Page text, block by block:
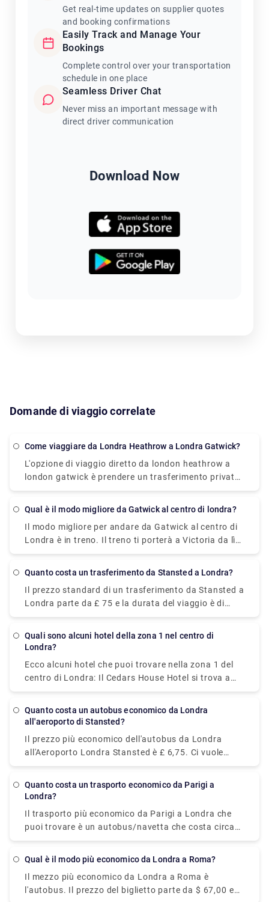
Get real-time updates on supplier quotes
and booking confirmations
Easily Track and Manage Your
Bookings
Complete control over your transportation
schedule in one place
Seamless Driver Chat
Never miss an important message with
direct driver communication
Download Now
Domande di viaggio correlate
Come viaggiare da Londra Heathrow a Londra Gatwick?
L'opzione di viaggio diretto da london heathrow a
london gatwick è prendere un trasferimento privato
o un servizio di trasferimento. Ci vorrà circa 1 ora
servizio di trasferimento privato dal nostro sito
Web, Rydeu e sbloccare il servizio porta a porta a un
prezzo equo.
Qual è il modo migliore da Gatwick al centro di londra?
Il modo migliore per andare da Gatwick al centro di
Londra è in treno. Il treno ti porterà a Victoria da lì
puoi prenotare un taxi privato per raggiungere la
tariffe sono di £ 14 per il viaggio di 50 minuti. Puoi
anche visitare il nostro sito Web per prenotare un
trasferimento privato da Victoria per un viaggio
senza ostacoli a un prezzo equo.
Quanto costa un trasferimento da Stansted a Londra?
Il prezzo standard di un trasferimento da Stansted a
Londra parte da £ 75 e la durata del viaggio è di
circa 1 ora, anche se può variare in quanto dipende
meteorologiche.
Quali sono alcuni hotel della zona 1 nel centro di
Londra?
Ecco alcuni hotel che puoi trovare nella zona 1 del
centro di Londra: Il Cedars House Hotel si trova a
meno di un miglio dalla stazione della metropolitana
ma modeste. L'Euston Square Hotel si trova a breve
Combina abbastanza comfort con un ambiente
moderno. Il Royal Houseguards si trova vicino a
immergersi nella magnifica vista del fiume Tamigi.
Quanto costa un autobus economico da Londra
all'aeroporto di Stansted?
Il prezzo più economico dell'autobus da Londra
all'Aeroporto Londra Stansted è £ 6,75. Ci vuole
circa 1 ora per coprire 31 miglia con un trasporto
trasferimento privato dal nostro sito Web (Rydeu)
Quanto costa un trasporto economico da Parigi a
Londra?
Il trasporto più economico da Parigi a Londra che
puoi trovare è un autobus/navetta che costa circa
$36-$44. Parte da Paris Gallieni Porte Bagnolet o
alla stazione degli autobus Victoria, Londra.
Qual è il modo più economico da Londra a Roma?
Il mezzo più economico da Londra a Roma è
l'autobus. Il prezzo del biglietto parte da $ 67,00 e